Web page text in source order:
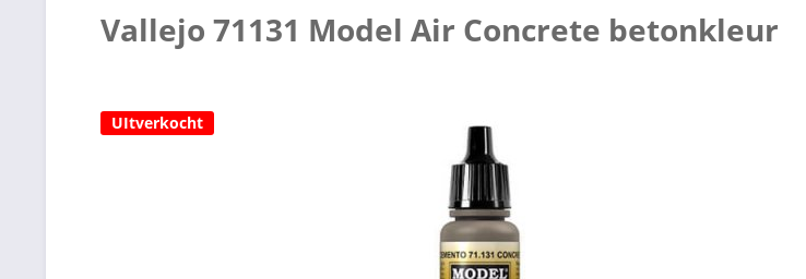
Vallejo 71131 Model Air Concrete betonkleur
UItverkocht